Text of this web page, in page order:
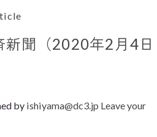
新聞（2020年2月4日
by ishiyama@dc3.jp Leave your